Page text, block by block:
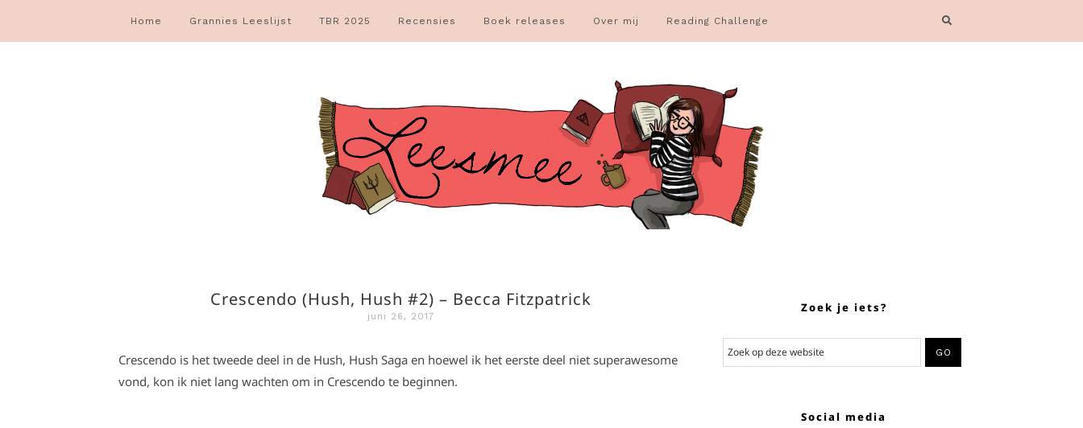
Home Grannies Leeslijst TBR 2025 Recensies Boek releases Over mij Reading Challenge
Crescendo (Hush, Hush #2) – Becca Fitzpatrick
juni 26, 2017
Crescendo is het tweede deel in de Hush, Hush Saga en hoewel ik het eerste deel niet superawesome
vond, kon ik niet lang wachten om in Crescendo te beginnen.
Zoek je iets?
Social media